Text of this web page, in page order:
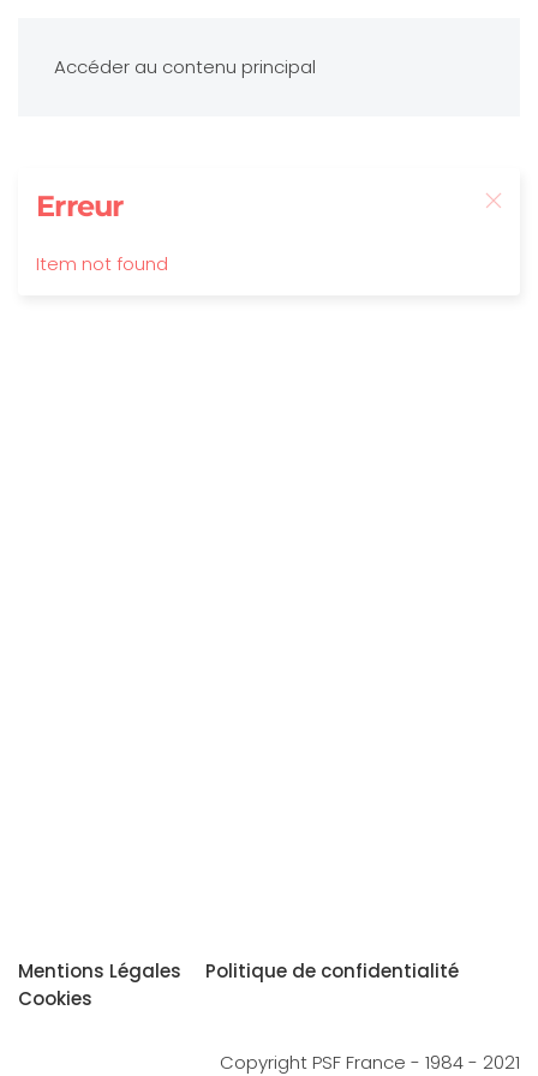
Accéder au contenu principal
Erreur
Item not found
Mentions Légales
Politique de confidentialité
Cookies
Copyright PSF France - 1984 - 2021